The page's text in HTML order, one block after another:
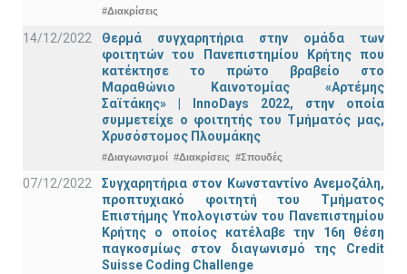
#Διακρίσεις
14/12/2022
Θερμά συγχαρητήρια στην ομάδα των
φοιτητών του Πανεπιστημίου Κρήτης που
κατέκτησε το πρώτο βραβείο στο
Μαραθώνιο Καινοτομίας «Αρτέμης
Σαϊτάκης» | InnoDays 2022, στην οποία
συμμετείχε ο φοιτητής του Τμήματός μας,
Χρυσόστομος Πλουμάκης
#Διαγωνισμοί #Διακρίσεις #Σπουδές
07/12/2022
Συγχαρητήρια στον Κωνσταντίνο Ανεμοζάλη,
προπτυχιακό φοιτητή του Τμήματος
Επιστήμης Υπολογιστών του Πανεπιστημίου
Κρήτης ο οποίος κατέλαβε την 16η θέση
παγκοσμίως στον διαγωνισμό της Credit
Suisse Coding Challenge